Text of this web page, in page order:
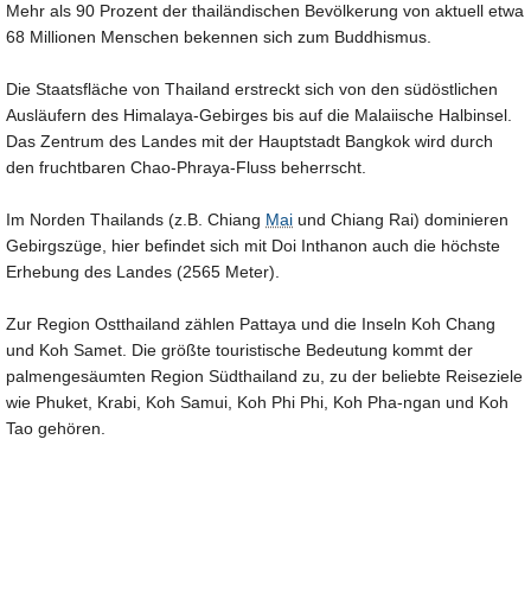
Mehr als 90 Prozent der thailändischen Bevölkerung von aktuell etwa
68 Millionen Menschen bekennen sich zum Buddhismus.
Die Staatsfläche von Thailand erstreckt sich von den südöstlichen
Ausläufern des Himalaya-Gebirges bis auf die Malaiische Halbinsel.
Das Zentrum des Landes mit der Hauptstadt Bangkok wird durch
den fruchtbaren Chao-Phraya-Fluss beherrscht.
Im Norden Thailands (z.B. Chiang Mai und Chiang Rai) dominieren
Gebirgszüge, hier befindet sich mit Doi Inthanon auch die höchste
Erhebung des Landes (2565 Meter).
Zur Region Ostthailand zählen Pattaya und die Inseln Koh Chang
und Koh Samet. Die größte touristische Bedeutung kommt der
palmengesäumten Region Südthailand zu, zu der beliebte Reiseziele
wie Phuket, Krabi, Koh Samui, Koh Phi Phi, Koh Pha-ngan und Koh
Tao gehören.